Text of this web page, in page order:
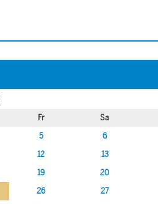
Fr Sa
5 6
12 13
19 20
26 27